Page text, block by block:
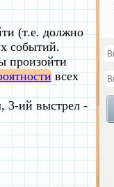
(т.е. должно
событий.
произойти
всех
3-ий выстрел -